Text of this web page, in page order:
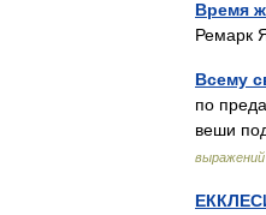
Время
Ремарк
Всему
по
веши
выражений